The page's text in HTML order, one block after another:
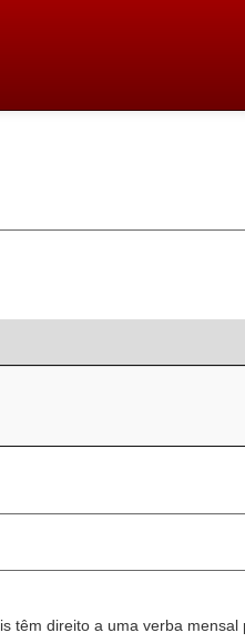
têm direito a uma verba mensal